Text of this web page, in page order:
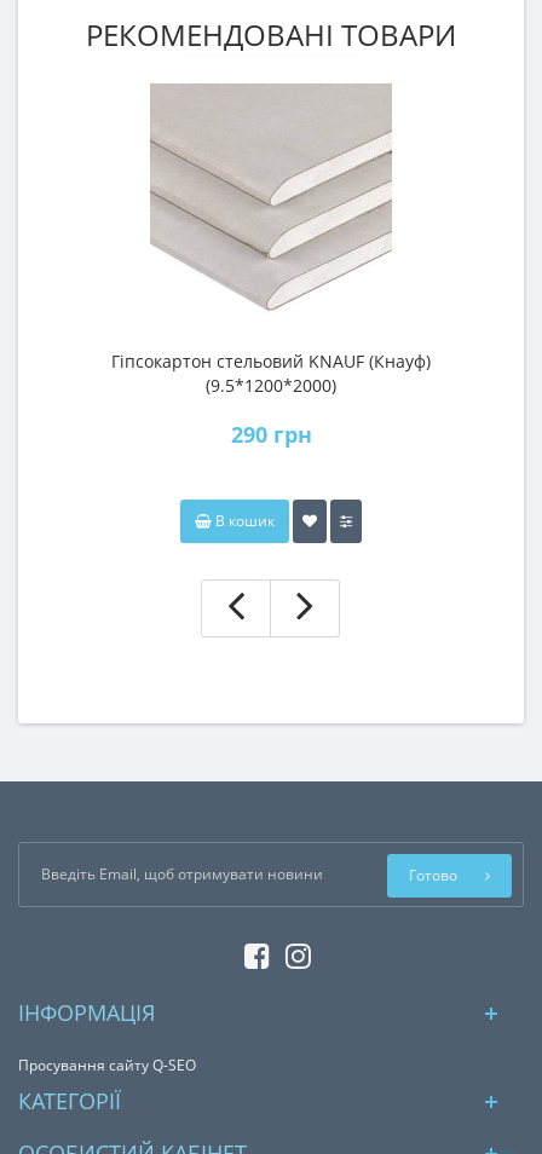
РЕКОМЕНДОВАНІ ТОВАРИ
Гіпсокартон стельовий KNAUF (Кнауф)
(9.5*1200*2000)
290 грн
В кошик
Готово
ІНФОРМАЦІЯ
Просування сайту Q-SEO
КАТЕГОРІЇ